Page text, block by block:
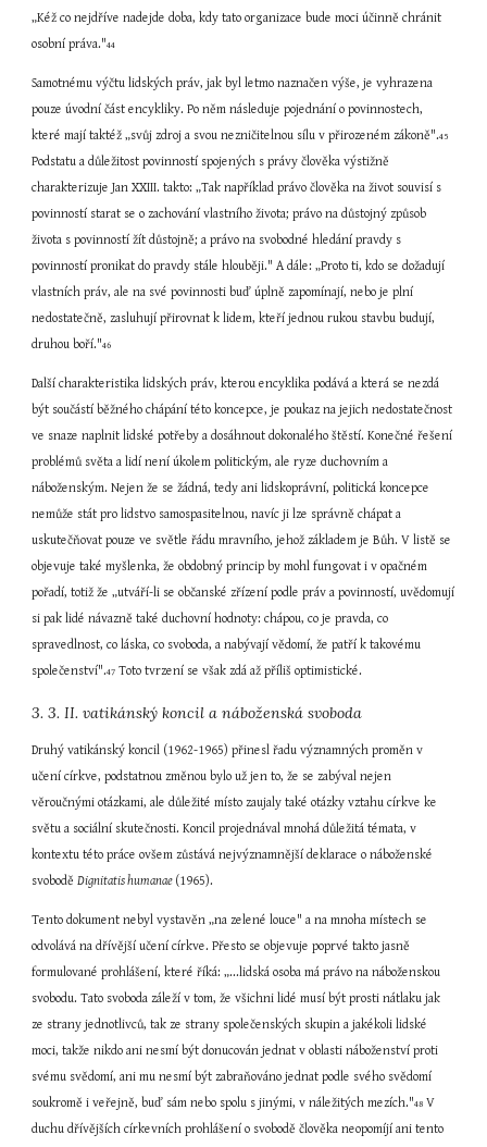
„Kéž co nejdříve nadejde doba, kdy tato organizace bude moci účinně chránit
osobní práva."44
Samotnému výčtu lidských práv, jak byl letmo naznačen výše, je vyhrazena
pouze úvodní část encykliky. Po něm následuje pojednání o povinnostech,
které mají taktéž „svůj zdroj a svou nezničitelnou sílu v přirozeném zákoně".45
Podstatu a důležitost povinností spojených s právy člověka výstižně
charakterizuje Jan XXIII. takto: „Tak například právo člověka na život souvisí s
povinností starat se o zachování vlastního života; právo na důstojný způsob
života s povinností žít důstojně; a právo na svobodné hledání pravdy s
povinností pronikat do pravdy stále hlouběji." A dále: „Proto ti, kdo se dožadují
vlastních práv, ale na své povinnosti buď úplně zapomínají, nebo je plní
nedostatečně, zasluhují přirovnat k lidem, kteří jednou rukou stavbu budují,
druhou boří."46
Další charakteristika lidských práv, kterou encyklika podává a která se nezdá
být součástí běžného chápání této koncepce, je poukaz na jejich nedostatečnost
ve snaze naplnit lidské potřeby a dosáhnout dokonalého štěstí. Konečné řešení
problémů světa a lidí není úkolem politickým, ale ryze duchovním a
náboženským. Nejen že se žádná, tedy ani lidskoprávní, politická koncepce
nemůže stát pro lidstvo samospasitelnou, navíc ji lze správně chápat a
uskutečňovat pouze ve světle řádu mravního, jehož základem je Bůh. V listě se
objevuje také myšlenka, že obdobný princip by mohl fungovat i v opačném
pořadí, totiž že „utváří-li se občanské zřízení podle práv a povinností, uvědomují
si pak lidé návazně také duchovní hodnoty: chápou, co je pravda, co
spravedlnost, co láska, co svoboda, a nabývají vědomí, že patří k takovému
společenství".47 Toto tvrzení se však zdá až příliš optimistické.
3. 3. II. vatikánský koncil a náboženská svoboda
Druhý vatikánský koncil (1962-1965) přinesl řadu významných proměn v
učení církve, podstatnou změnou bylo už jen to, že se zabýval nejen
věroučnými otázkami, ale důležité místo zaujaly také otázky vztahu církve ke
světu a sociální skutečnosti. Koncil projednával mnohá důležitá témata, v
kontextu této práce ovšem zůstává nejvýznamnější deklarace o náboženské
svobodě Dignitatis humanae (1965).
Tento dokument nebyl vystavěn „na zelené louce" a na mnoha místech se
odvolává na dřívější učení církve. Přesto se objevuje poprvé takto jasně
formulované prohlášení, které říká: „...lidská osoba má právo na náboženskou
svobodu. Tato svoboda záleží v tom, že všichni lidé musí být prosti nátlaku jak
ze strany jednotlivců, tak ze strany společenských skupin a jakékoli lidské
moci, takže nikdo ani nesmí být donucován jednat v oblasti náboženství proti
svému svědomí, ani mu nesmí být zabraňováno jednat podle svého svědomí
soukromě i veřejně, buď sám nebo spolu s jinými, v náležitých mezích."48 V
duchu dřívějších církevních prohlášení o svobodě člověka neopomíjí ani tento